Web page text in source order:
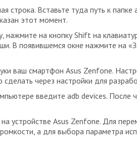
строка. Вставьте туда путь к папке
этот момент.
нажмите на кнопку Shift на
В появившемся окне нажмите на
ваш смартфон Asus Zenfone.
через настройки для
введите adb devices. После
устройстве Asus Zenfone. Для
а для выбора параметра